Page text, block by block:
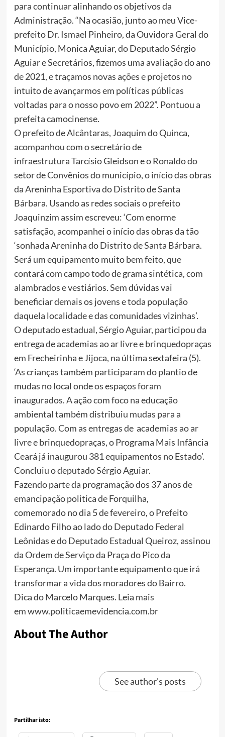
para continuar alinhando os objetivos da
Administração. “Na ocasião, junto ao meu Vice-
prefeito Dr. Ismael Pinheiro, da Ouvidora Geral do
Município, Monica Aguiar, do Deputado Sérgio
Aguiar e Secretários, fizemos uma avaliação do ano
de 2021, e traçamos novas ações e projetos no
intuito de avançarmos em políticas públicas
voltadas para o nosso povo em 2022”. Pontuou a
prefeita camocinense.
O prefeito de Alcântaras, Joaquim do Quinca,
acompanhou com o secretário de
infraestrutura Tarcísio Gleidson e o Ronaldo do
setor de Convênios do município, o início das obras
da Areninha Esportiva do Distrito de Santa
Bárbara. Usando as redes sociais o prefeito
Joaquinzim assim escreveu: ‘Com enorme
satisfação, acompanhei o início das obras da tão
‘sonhada Areninha do Distrito de Santa Bárbara.
Será um equipamento muito bem feito, que
contará com campo todo de grama sintética, com
alambrados e vestiários. Sem dúvidas vai
beneficiar demais os jovens e toda população
daquela localidade e das comunidades vizinhas’.
O deputado estadual, Sérgio Aguiar, participou da
entrega de academias ao ar livre e brinquedopraças
em Frecheirinha e Jijoca, na última sextafeira (5).
‘As crianças também participaram do plantio de
mudas no local onde os espaços foram
inaugurados. A ação com foco na educação
ambiental também distribuiu mudas para a
população. Com as entregas de academias ao ar
livre e brinquedopraças, o Programa Mais Infância
Ceará já inaugurou 381 equipamentos no Estado’.
Concluiu o deputado Sérgio Aguiar.
Fazendo parte da programação dos 37 anos de
emancipação politica de Forquilha,
comemorado no dia 5 de fevereiro, o Prefeito
Edinardo Filho ao lado do Deputado Federal
Leônidas e do Deputado Estadual Queiroz, assinou
da Ordem de Serviço da Praça do Pico da
Esperança. Um importante equipamento que irá
transformar a vida dos moradores do Bairro.
Dica do Marcelo Marques. Leia mais
em www.politicaemevidencia.com.br
About The Author
See author's posts
Partilhar isto: